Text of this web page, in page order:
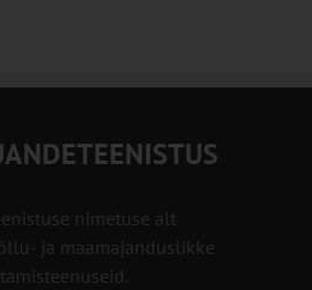
nimetuse alt
ja maamajanduslikke